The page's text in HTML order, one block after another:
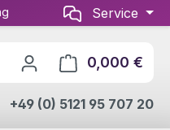
Service
0,000 €
+49 (0) 5121 95 707 20